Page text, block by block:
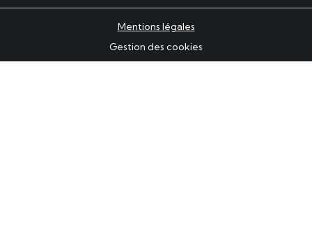
Mentions légales
Gestion des cookies